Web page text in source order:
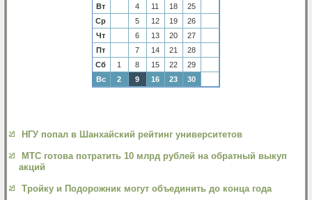
Вт
4 11 18
25
Ср
5 12 19
26
Чт
6 13 20
27
Пт
7 14 21
28
Сб
1 8 15 22
29
Вс
2 9 16 23 30
НГУ попал в Шанхайский рейтинг университетов
МТС готова потратить 10 млрд рублей на обратный выкуп
акций
Тройку и Подорожник могут объединить до конца года